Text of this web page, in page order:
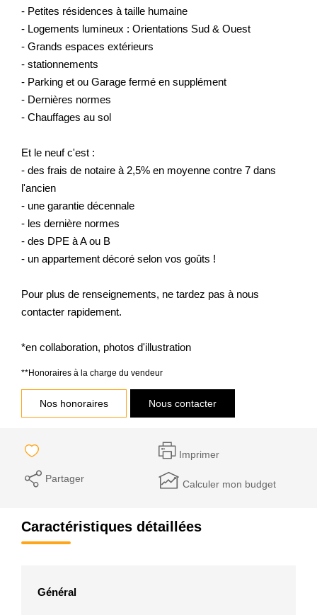
- Petites résidences à taille humaine
- Logements lumineux : Orientations Sud & Ouest
- Grands espaces extérieurs
- stationnements
- Parking et ou Garage fermé en supplément
- Dernières normes
- Chauffages au sol
Et le neuf c'est :
- des frais de notaire à 2,5% en moyenne contre 7 dans
l'ancien
- une garantie décennale
- les dernière normes
- des DPE à A ou B
- un appartement décoré selon vos goûts !
Pour plus de renseignements, ne tardez pas à nous
contacter rapidement.
*en collaboration, photos d'illustration
**Honoraires à la charge du vendeur
Nos honoraires Nous contacter
Imprimer
Partager Calculer mon budget
Caractéristiques détaillées
Général